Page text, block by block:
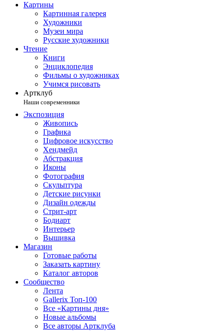
Картины
Картинная галерея
Художники
Музеи мира
Русские художники
Чтение
Книги
Энциклопедия
Фильмы о художниках
Учимся рисовать
Артклуб
Наши современники
Экспозиция
Живопись
Графика
Цифровое искусство
Хендмейд
Абстракция
Иконы
Фотография
Скульптура
Детские рисунки
Дизайн одежды
Стрит-арт
Бодиарт
Интерьер
Вышивка
Магазин
Готовые работы
Заказать картину
Каталог авторов
Сообщество
Лента
Gallerix Топ-100
Все «Картины дня»
Новые альбомы
Все авторы Артклуба